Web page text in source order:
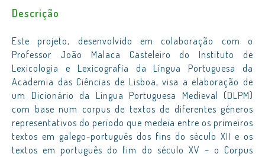
Descrição
Este projeto, desenvolvido em colaboração com o
Professor João Malaca Casteleiro do Instituto de
Lexicologia e Lexicografia da Língua Portuguesa da
Academia das Ciências de Lisboa, visa a elaboração de
um Dicionário da Língua Portuguesa Medieval (DLPM)
com base num corpus de textos de diferentes géneros
representativos do período que medeia entre os primeiros
textos em galego-português dos fins do século XII e os
textos em português do fim do século XV – o Corpus